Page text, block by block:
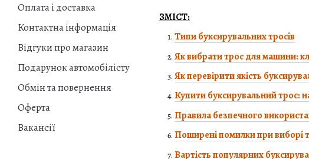
ЗМІСТ:
Типи буксирувальних тросів
Як вибрати трос для машини:
Як перевірити якість
Купити буксирувальний трос:
Правила безпечного
Поширені помилки при виборі
Вартість популярних
Оплата і доставка
Контактна інформація
Відгуки про магазин
Подарунок автомобілісту
Обмін та повернення
Оферта
Вакансії